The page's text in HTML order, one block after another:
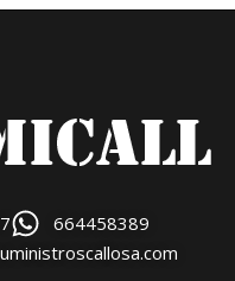
664458389